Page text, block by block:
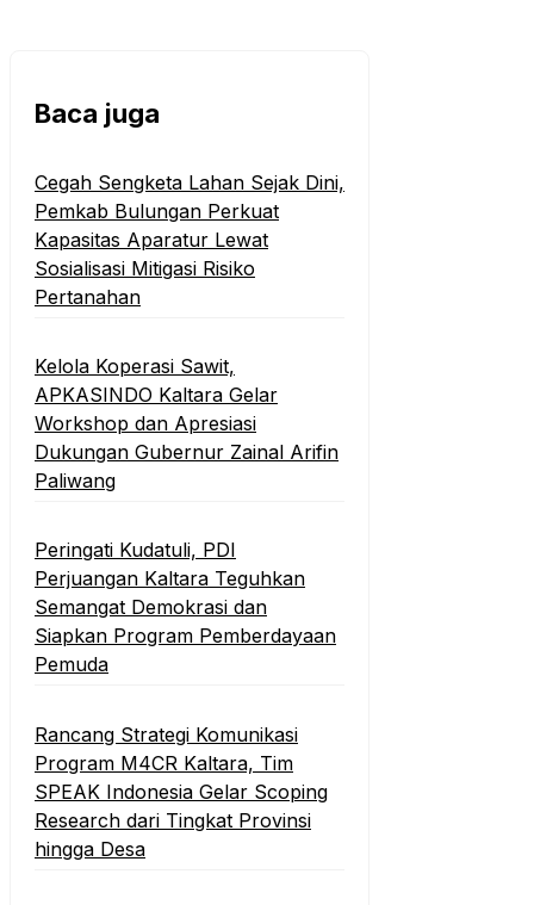
Baca juga
Cegah Sengketa Lahan Sejak Dini,
Pemkab Bulungan Perkuat
Kapasitas Aparatur Lewat
Sosialisasi Mitigasi Risiko
Pertanahan
Kelola Koperasi Sawit,
APKASINDO Kaltara Gelar
Workshop dan Apresiasi
Dukungan Gubernur Zainal Arifin
Paliwang
Peringati Kudatuli, PDI
Perjuangan Kaltara Teguhkan
Semangat Demokrasi dan
Siapkan Program Pemberdayaan
Pemuda
Rancang Strategi Komunikasi
Program M4CR Kaltara, Tim
SPEAK Indonesia Gelar Scoping
Research dari Tingkat Provinsi
hingga Desa